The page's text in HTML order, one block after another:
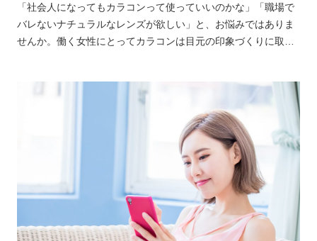
「社会人になってもカラコンって使っていいのかな」「職場で
バレないナチュラルなレンズが欲しい」と、お悩みではありま
せんか。働く女性にとってカラコンは目元の印象づくりに取り
と、職場で浮いてしまう可能性もありますよね。